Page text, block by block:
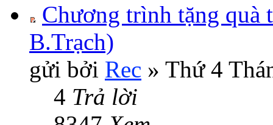
Chương trình tặng quà
B.Trạch)
gửi bởi Rec » Thứ 4
4 Trả lời